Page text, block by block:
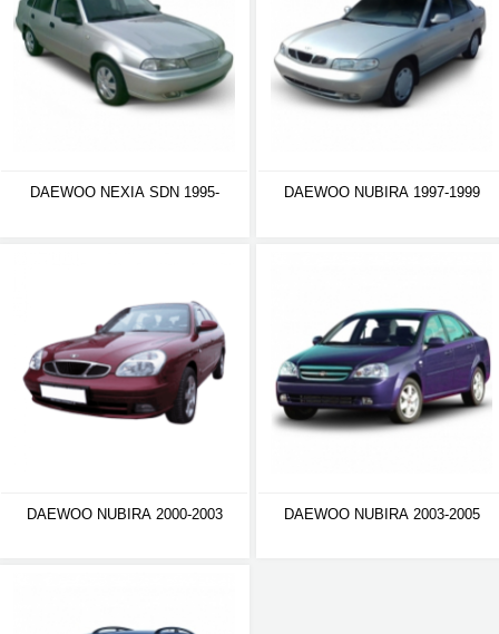
DAEWOO NEXIA SDN 1995- DAEWOO NUBIRA 1997-1999
DAEWOO NUBIRA 2000-2003 DAEWOO NUBIRA 2003-2005